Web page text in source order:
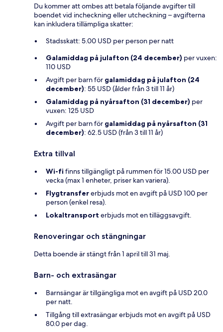
Du kommer att ombes att betala följande avgifter till
boendet vid incheckning eller utcheckning – avgifterna
kan inkludera tillämpliga skatter:
Stadsskatt: 5.00 USD per person per natt
Galamiddag på julafton (24 december) per vuxen:
110 USD
Avgift per barn för galamiddag på julafton (24
december): 55 USD (ålder från 3 till 11 år)
Galamiddag på nyårsafton (31 december) per
vuxen: 125 USD
Avgift per barn för galamiddag på nyårsafton (31
december): 62.5 USD (från 3 till 11 år)
Extra tillval
Wi-fi finns tillgängligt på rummen för 15.00 USD per
vecka (max 1 enheter, priser kan variera).
Flygtransfererbjuds mot en avgift på USD 100 per
person (enkel resa).
Lokaltransport erbjuds mot en tilläggsavgift.
Renoveringar och stängningar
Detta boende är stängt från 1 april till 31 maj.
Barn- och extrasängar
Barnsängar är tillgängliga mot en avgift på USD 20.0
per natt.
Tillgång till extrasängar erbjuds mot en avgift på USD
80.0 per dag.